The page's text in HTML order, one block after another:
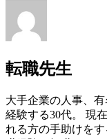
転職先生
大手企業の人事、
経験する30代。 現
れる方の手助けを